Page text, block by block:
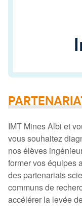
IMT Mines Albi et
vous souhaitez
nos élèves
former vos équipes
des partenariats
communs de
accélérer la levée